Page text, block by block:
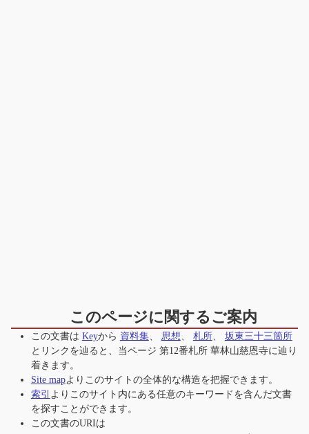
このページに関するご案内
この文書は Keyから 資料集、 思想 札所、
坂東三十三箇所
とリンクを辿ると、当ページ 第12番札所 華林山慈恩寺に辿り
着きます。
Site mapよりこのサイトの全体的な構造を把握できます。
索引 よりこのサイト内にある任意のキーワードを含んだ文書
を探すことができます。
この文書のURIは